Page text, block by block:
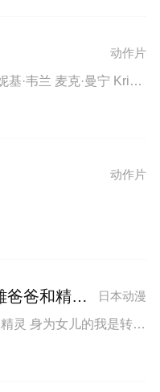
动作片
丝柯·泰勒-考普顿 妮基·韦兰 麦克·曼宁 Kristos Andrews
动作片
日本动漫
无敌的我是英雄爸爸和精灵妈妈的女儿
父亲是英雄 母亲是精灵 身为女儿的我是转生者。 转生后的我成了英雄爸爸和精灵妈妈的女儿 爹强妈猛我无敌 Reincarnated as the Daughter of the Legendary Hero and the Queen of Spirits